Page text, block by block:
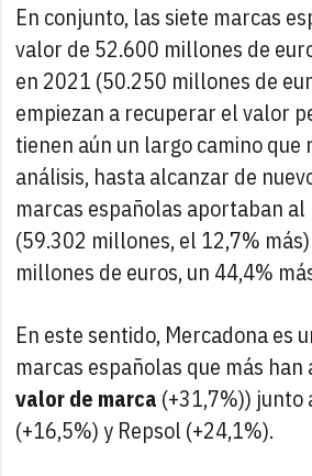
En conjunto, las siete marcas
valor de 52.600 millones de
en 2021 (50.250 millones de
empiezan a recuperar el valor
tienen aún un largo camino que
análisis, hasta alcanzar de
marcas españolas aportaban
(59.302 millones, el 12,7%
millones de euros, un 44,4%
En este sentido, Mercadona es
marcas españolas que más han
valor de marca (+31,7%)) junto
(+16,5%) y Repsol (+24,1%).